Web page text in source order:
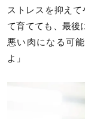
ストレスを抑え
て育てても、最後
悪い肉になる可
よ」